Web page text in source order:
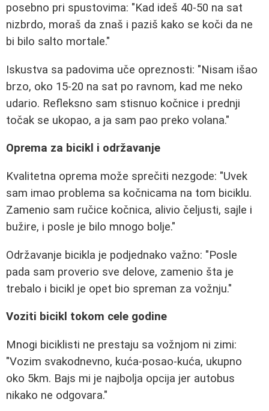
posebno pri spustovima: "Kad ideš 40-50 na sat
nizbrdo, moraš da znaš i paziš kako se koči da ne
bi bilo salto mortale."
Iskustva sa padovima uče opreznosti: "Nisam išao
brzo, oko 15-20 na sat po ravnom, kad me neko
udario. Refleksno sam stisnuo kočnice i prednji
točak se ukopao, a ja sam pao preko volana."
Oprema za bicikl i održavanje
Kvalitetna oprema može sprečiti nezgode: "Uvek
sam imao problema sa kočnicama na tom biciklu.
Zamenio sam ručice kočnica, alivio čeljusti, sajle i
bužire, i posle je bilo mnogo bolje."
Održavanje bicikla je podjednako važno: "Posle
pada sam proverio sve delove, zamenio šta je
trebalo i bicikl je opet bio spreman za vožnju."
Voziti bicikl tokom cele godine
Mnogi biciklisti ne prestaju sa vožnjom ni zimi:
"Vozim svakodnevno, kuća-posao-kuća, ukupno
oko 5km. Bajs mi je najbolja opcija jer autobus
nikako ne odgovara."